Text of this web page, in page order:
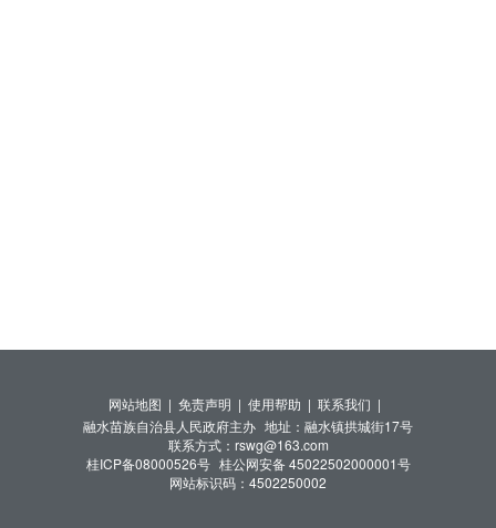
网站地图 | 免责声明 | 使用帮助 | 联系我们 |
融水苗族自治县人民政府主办 地址：融水镇拱城街17号
联系方式：rswg@163.com
桂ICP备08000526号 桂公网安备 45022502000001号
网站标识码：4502250002